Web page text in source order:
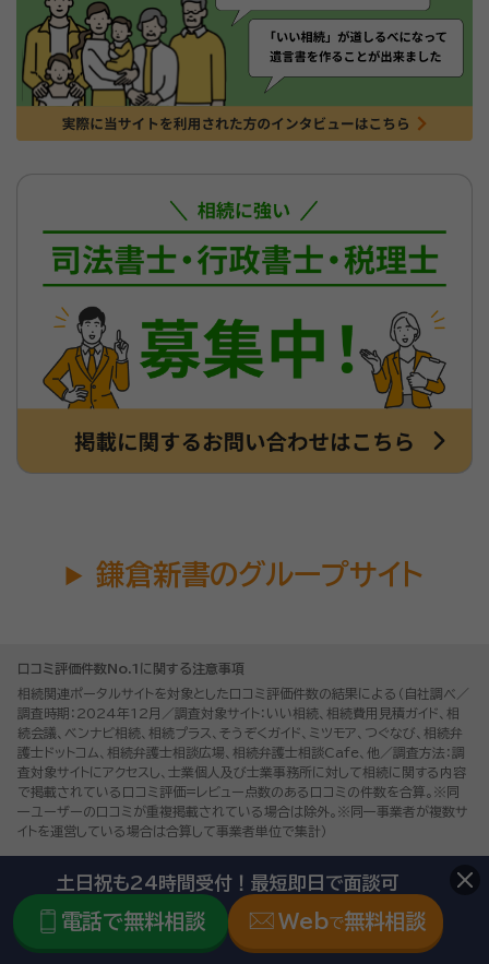
鎌倉新書のグループサイト
口コミ評価件数No.1に関する注意事項
相続関連ポータルサイトを対象とした口コミ評価件数の結果による（自社調べ／
調査時期：2024年12月／調査対象サイト：いい相続、相続費用見積ガイド、相
続会議、ベンナビ相続、相続プラス、そうぞくガイド、ミツモア、つぐなび、相続弁
護士ドットコム、相続弁護士相談広場、相続弁護士相談Cafe、他／調査方法：調
査対象サイトにアクセスし、士業個人及び士業事務所に対して相続に関する内容
で掲載されている口コミ評価=レビュー点数のある口コミの件数を合算。※同
一ユーザーの口コミが重複掲載されている場合は除外。※同一事業者が複数サ
イトを運営している場合は合算して事業者単位で集計）
運営会社
著作権・リンク・免責事項
プライバシーポリシー
土日祝も24時間受付！最短即日で面談可
電話で無料相談 Webで無料相談